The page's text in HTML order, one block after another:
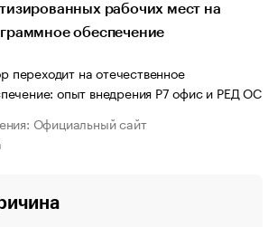
рабочих мест на
обеспечение
Официальный сайт